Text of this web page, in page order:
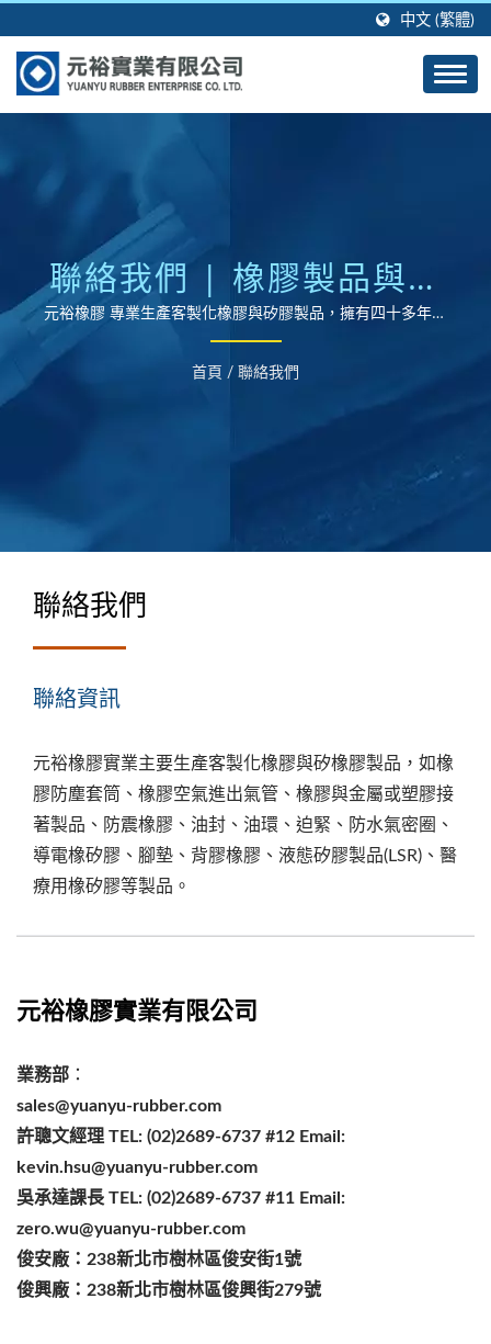
中文 (繁體)
聯絡我們 | 橡膠製品與矽
膠製品成型製造商 | 元裕
橡膠
元裕橡膠 專業生產客製化橡膠與矽膠製品，擁有四十多年的
製造經驗及技術。
首頁 / 聯絡我們
聯絡我們
聯絡資訊
元裕橡膠實業主要生產客製化橡膠與矽橡膠製品，如橡
膠防塵套筒、橡膠空氣進出氣管、橡膠與金屬或塑膠接
著製品、防震橡膠、油封、油環、迫緊、防水氣密圈、
導電橡矽膠、腳墊、背膠橡膠、液態矽膠製品(LSR)、醫
療用橡矽膠等製品。
元裕橡膠實業有限公司
業務部 ：
sales@yuanyu-rubber.com
許聰文經理 TEL: (02)2689-6737 #12 Email:
kevin.hsu@yuanyu-rubber.com
吳承達課長 TEL: (02)2689-6737 #11 Email:
zero.wu@yuanyu-rubber.com
俊安廠 ：238新北市樹林區俊安街1號
俊興廠 ：238新北市樹林區俊興街279號